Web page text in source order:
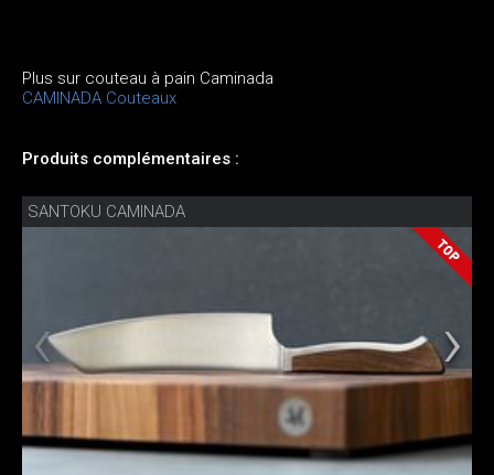
Plus sur couteau à pain Caminada
CAMINADA Couteaux
Produits complémentaires :
SANTOKU CAMINADA